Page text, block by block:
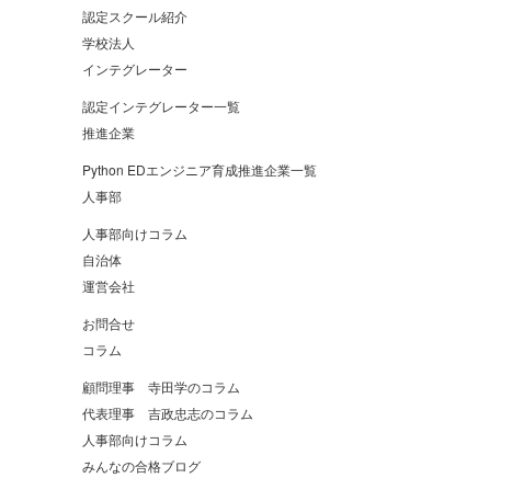
認定スクール紹介
学校法人
インテグレーター
認定インテグレーター一覧
推進企業
Python EDエンジニア育成推進企業一覧
人事部
人事部向けコラム
自治体
運営会社
お問合せ
コラム
顧問理事 寺田学のコラム
代表理事 吉政忠志のコラム
人事部向けコラム
みんなの合格ブログ